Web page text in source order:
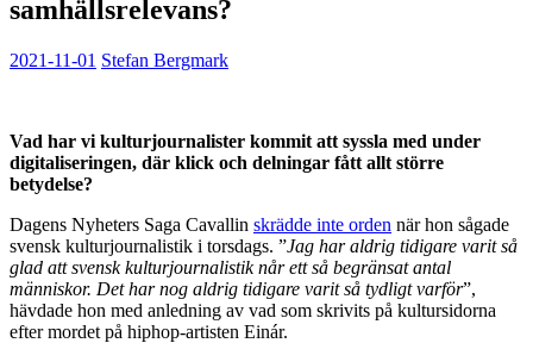
samhällsrelevans?
2021-11-01 Stefan Bergmark
Vad har vi kulturjournalister kommit att syssla med under
digitaliseringen, där klick och delningar fått allt större
betydelse?
Dagens Nyheters Saga Cavallin skrädde inte orden när hon sågade
svensk kulturjournalistik i torsdags. ”Jag har aldrig tidigare varit så
glad att svensk kulturjournalistik når ett så begränsat antal
människor. Det har nog aldrig tidigare varit så tydligt varför”,
hävdade hon med anledning av vad som skrivits på kultursidorna
efter mordet på hiphop-artisten Einár.